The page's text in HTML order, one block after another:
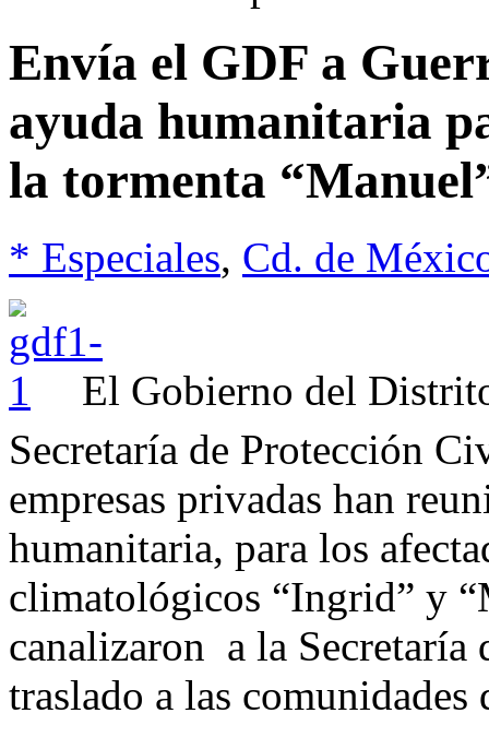
Envía el GDF a
ayuda humanitaria
la tormenta
* Especiales, Cd. de
El Gobierno del
Secretaría de Protección
empresas privadas han
humanitaria, para los
climatológicos “Ingrid” y
canalizaron a la Secretaría
traslado a las comunidades